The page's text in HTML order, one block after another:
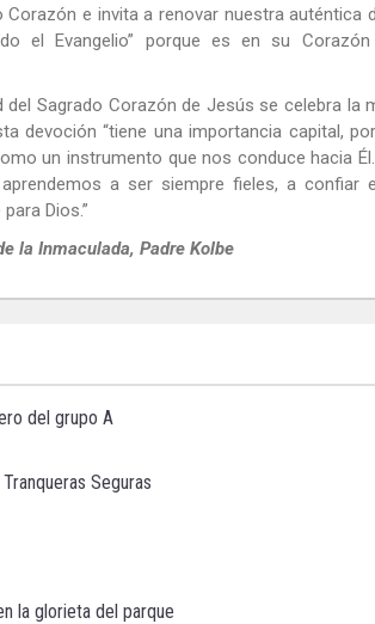
e invita a renovar nuestra auténtica
el Evangelio” porque es en su
Sagrado Corazón de Jesús se celebra la
devoción “tiene una importancia capital,
un instrumento que nos conduce hacia
a ser siempre fieles, a confiar
Dios.”
la Inmaculada, Padre Kolbe
del grupo A
Seguras
la glorieta del parque